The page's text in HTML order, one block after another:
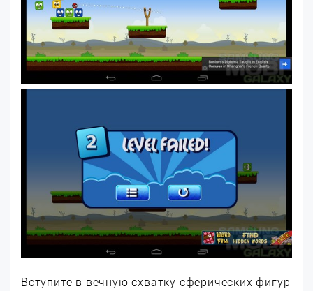
Вступите в вечную схватку сферических фигур